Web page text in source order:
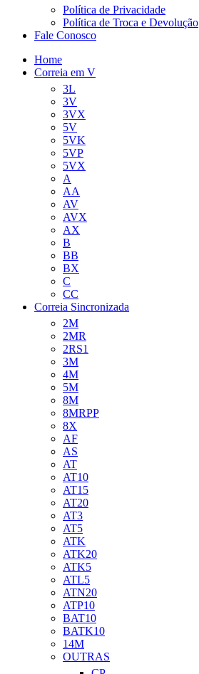
Política de Privacidade
Política de Troca e Devolução
Fale Conosco
Home
Correia em V
3L
3V
3VX
5V
5VK
5VP
5VX
A
AA
AV
AVX
AX
B
BB
BX
C
CC
Correia Sincronizada
2M
2MR
2RS1
3M
4M
5M
8M
8MRPP
8X
AF
AS
AT
AT10
AT15
AT20
AT3
AT5
ATK
ATK20
ATK5
ATL5
ATN20
ATP10
BAT10
BATK10
14M
OUTRAS